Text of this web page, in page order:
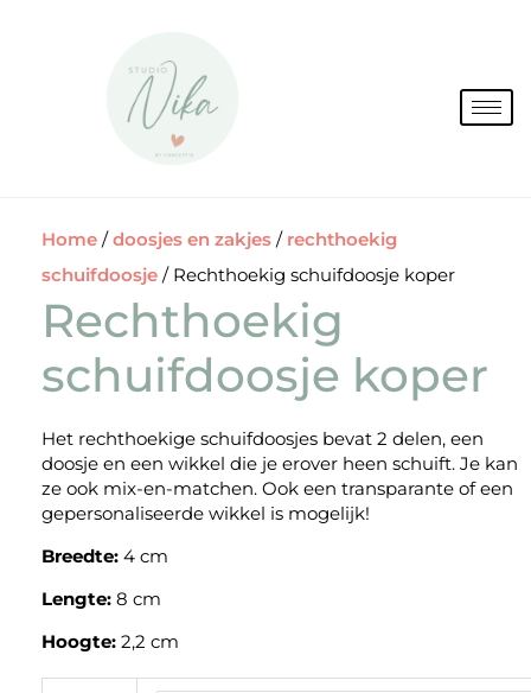
Home /doosjes en zakjes / rechthoekig
schuifdoosje / Rechthoekig schuifdoosje koper
Rechthoekig
schuifdoosje koper
Het rechthoekige schuifdoosjes bevat 2 delen, een
doosje en een wikkel die je erover heen schuift. Je kan
ze ook mix-en-matchen. Ook een transparante of een
gepersonaliseerde wikkel is mogelijk!
Breedte: 4 cm
Lengte: 8 cm
Hoogte: 2,2 cm